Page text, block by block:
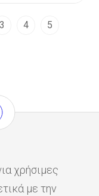
3 4 5
χρήσιμες
με την